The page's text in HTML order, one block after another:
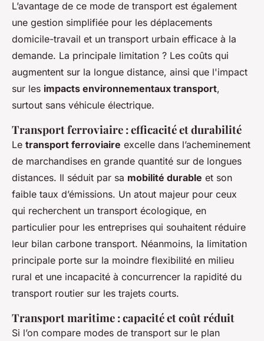
L’avantage de ce mode de transport est également
une gestion simplifiée pour les déplacements
domicile-travail et un transport urbain efficace à la
demande. La principale limitation ? Les coûts qui
augmentent sur la longue distance, ainsi que l'impact
sur les impacts environnementaux transport,
surtout sans véhicule électrique.
Transport ferroviaire : efficacité et durabilité
Le transport ferroviaire excelle dans l’acheminement
de marchandises en grande quantité sur de longues
distances. Il séduit par sa mobilité durable et son
faible taux d’émissions. Un atout majeur pour ceux
qui recherchent un transport écologique, en
particulier pour les entreprises qui souhaitent réduire
leur bilan carbone transport. Néanmoins, la limitation
principale porte sur la moindre flexibilité en milieu
rural et une incapacité à concurrencer la rapidité du
transport routier sur les trajets courts.
Transport maritime : capacité et coût réduit
Si l’on compare modes de transport sur le plan